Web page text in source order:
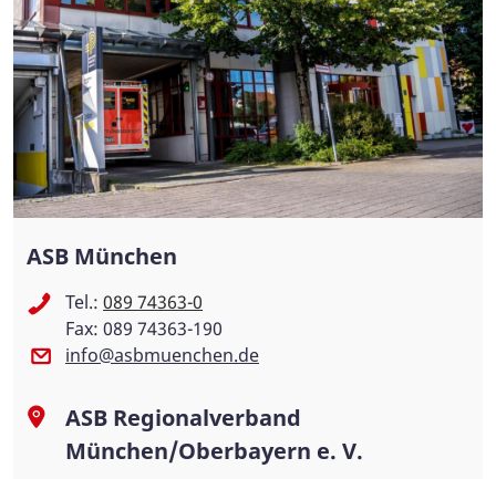
ASB München
Tel.: 089 74363-0
Fax: 089 74363-190
info@asbmuenchen.de
ASB Regionalverband
München/Oberbayern e. V.